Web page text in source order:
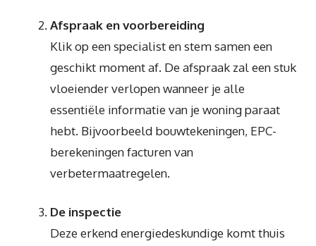
Afspraak en voorbereiding
Klik op een specialist en stem samen een
geschikt moment af. De afspraak zal een stuk
vloeiender verlopen wanneer je alle
essentiële informatie van je woning paraat
hebt. Bijvoorbeeld bouwtekeningen, EPC-
berekeningen facturen van
verbetermaatregelen.
De inspectie
Deze erkend energiedeskundige komt thuis